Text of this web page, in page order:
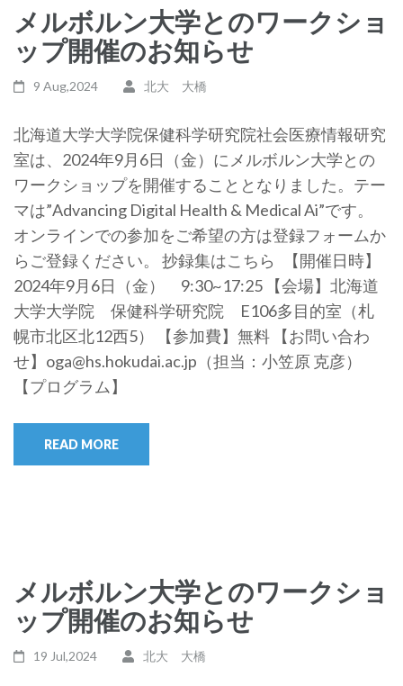
メルボルン大学とのワークショ
ップ開催のお知らせ
9 Aug,2024 北大 大橋
北海道大学大学院保健科学研究院社会医療情報研究
室は、2024年9月6日（金）にメルボルン大学との
ワークショップを開催することとなりました。テー
マは”Advancing Digital Health & Medical Ai”です。
オンラインでの参加をご希望の方は登録フォームか
らご登録ください。 抄録集はこちら 【開催日時】
2024年9月6日（金） 9:30~17:25 【会場】北海道
大学大学院 保健科学研究院 E106多目的室（札
幌市北区北12西5） 【参加費】無料 【お問い合わ
せ】oga@hs.hokudai.ac.jp（担当：小笠原 克彦）
【プログラム】
READ MORE
メルボルン大学とのワークショ
ップ開催のお知らせ
19 Jul,2024 北大 大橋